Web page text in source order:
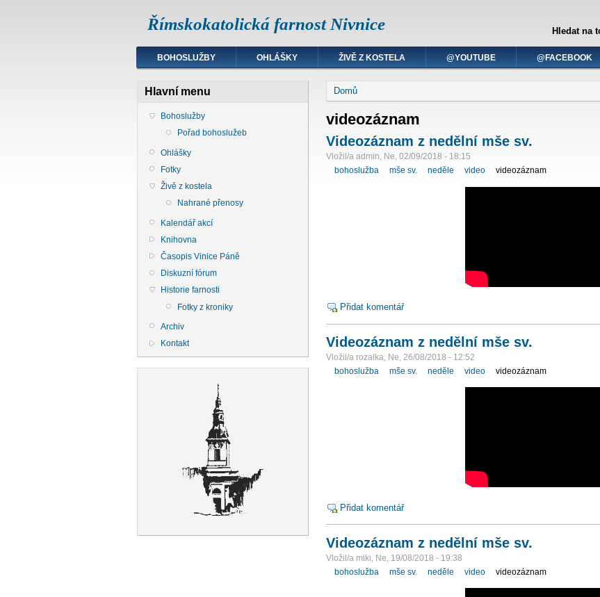
Římskokatolická farnost Nivnice Hledat na
BOHOSLUŽBY OHLÁŠKY ŽIVĚ Z KOSTELA @YOUTUBE @FACEBOOK
Hlavní menu
Bohoslužby
Pořad bohoslužeb
Ohlášky
Fotky
Živě z kostela
Nahrané přenosy
Kalendář akcí
Knihovna
Časopis Vinice Páně
Diskuzní fórum
Historie farnosti
Fotky z kroniky
Archiv
Kontakt
Domů
videozáznam
Videozáznam z nedělní mše sv.
Vložil/a admin, Ne, 02/09/2018 - 18:15
bohoslužba
mše sv. neděle video videozáznam
Přidat komentář
Videozáznam z nedělní mše sv.
Vložil/a rozalka, Ne, 26/08/2018 - 12:52
bohoslužba
mše sv. neděle video videozáznam
Přidat komentář
Videozáznam z nedělní mše sv.
Vložil/a miki, Ne, 19/08/2018 - 19:38
bohoslužba
mše sv. neděle video videozáznam